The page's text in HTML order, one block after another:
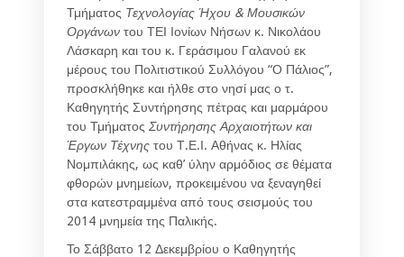
Τμήματος Τεχνολογίας Ήχου & Μουσικών
Οργάνων του ΤΕΙ Ιονίων Νήσων κ. Νικολάου
Λάσκαρη και του κ. Γεράσιμου Γαλανού εκ
μέρους του Πολιτιστικού Συλλόγου “Ο Πάλιος”,
προσκλήθηκε και ήλθε στο νησί μας ο τ.
Καθηγητής Συντήρησης πέτρας και μαρμάρου
του Τμήματος Συντήρησης Αρχαιοτήτων και
Έργων Τέχνης του Τ.Ε.Ι. Αθήνας κ. Ηλίας
Νομπιλάκης, ως καθ’ ύλην αρμόδιος σε θέματα
φθορών μνημείων, προκειμένου να ξεναγηθεί
στα κατεστραμμένα από τους σεισμούς του
2014 μνημεία της Παλικής.
Το Σάββατο 12 Δεκεμβρίου ο Καθηγητής